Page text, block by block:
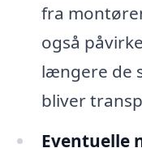
fra
også
længere de
bliver
Eventuelle